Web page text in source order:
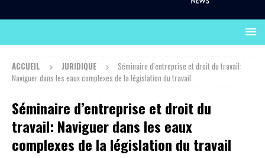
ACCUEIL JURIDIQUE
Séminaire d’entreprise et droit du travail:
Naviguer dans les eaux complexes de la législation du travail
Séminaire d’entreprise et droit du
travail: Naviguer dans les eaux
complexes de la législation du travail